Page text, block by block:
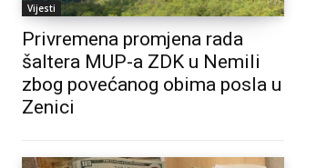
Vijesti
Privremena promjena rada
šaltera MUP-a ZDK u Nemili
zbog povećanog obima posla u
Zenici